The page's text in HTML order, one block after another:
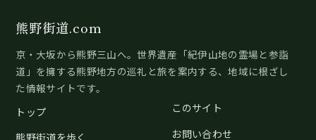
熊野街道.com
京・大坂から熊野三山へ。世界遺産「紀伊山地の霊場と参詣
道」を擁する熊野地方の巡礼と旅を案内する、地域に根ざし
た情報サイトです。
トップ
このサイト
お問い合わせ